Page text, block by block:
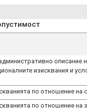
описание
изисквания и
по отношение на
по отношение на